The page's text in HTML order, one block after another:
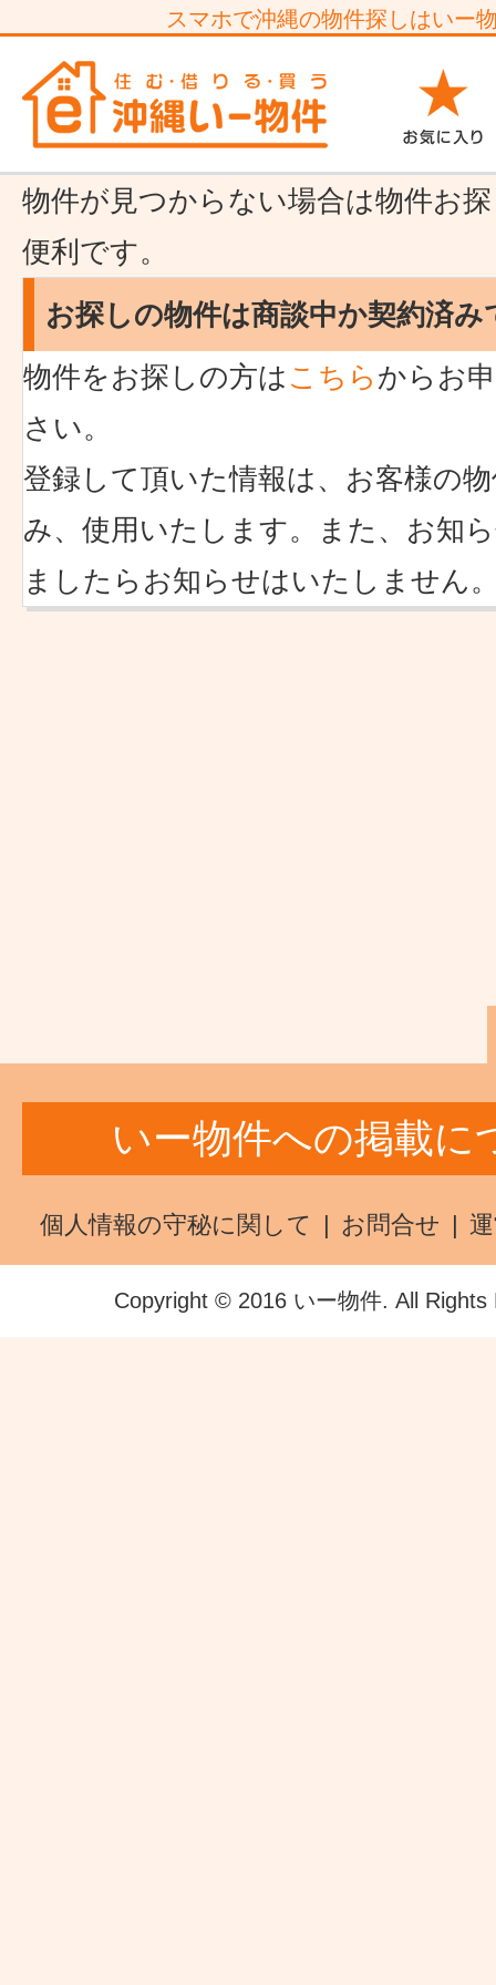
スマホで沖縄の物件探しはいー
物件が見つからない場合は物件お
便利です。
お探しの物件は商談中か契約済み
物件をお探しの方は こちら からお
さい。
登録して頂いた情報は、お客様の
み、使用いたします。また、お知
ましたらお知らせはいたしません
いー物件への掲載に
個人情報の守秘に関して お問合せ
Copyright © 2016 いー物件. All Rights